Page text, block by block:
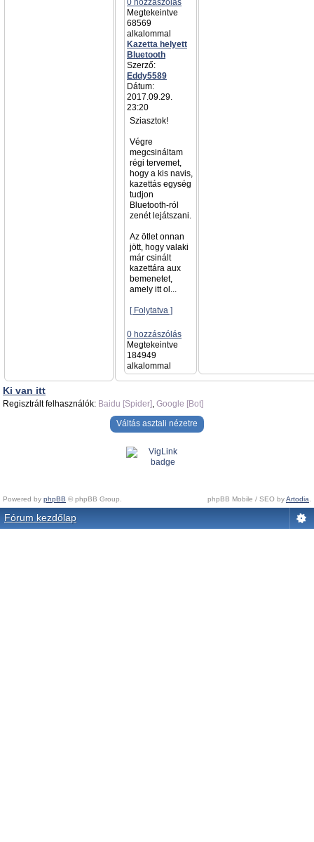
0 hozzászólás
Megtekeintve
68569
alkalommal
Kazetta helyett
Bluetooth
Szerző:
Eddy5589
Dátum:
2017.09.29.
23:20
Sziasztok!
Végre
megcsináltam
régi tervemet,
hogy a kis navis,
kazettás egység
tudjon
Bluetooth-ról
zenét lejátszani.
Az ötlet onnan
jött, hogy valaki
már csinált
kazettára aux
bemenetet,
amely itt ol...
[ Folytatva ]
0 hozzászólás
Megtekeintve
184949
alkalommal
Ki van itt
Regisztrált felhasználók: Baidu [Spider], Google [Bot]
Váltás asztali nézetre
Powered by phpBB © phpBB Group. phpBB Mobile / SEO byArtodia.
Fórum kezdőlap